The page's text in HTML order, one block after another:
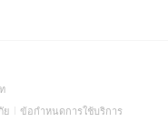
(Open
in
ย(Open
ข้อกำหนดการใช้บริการ(Open